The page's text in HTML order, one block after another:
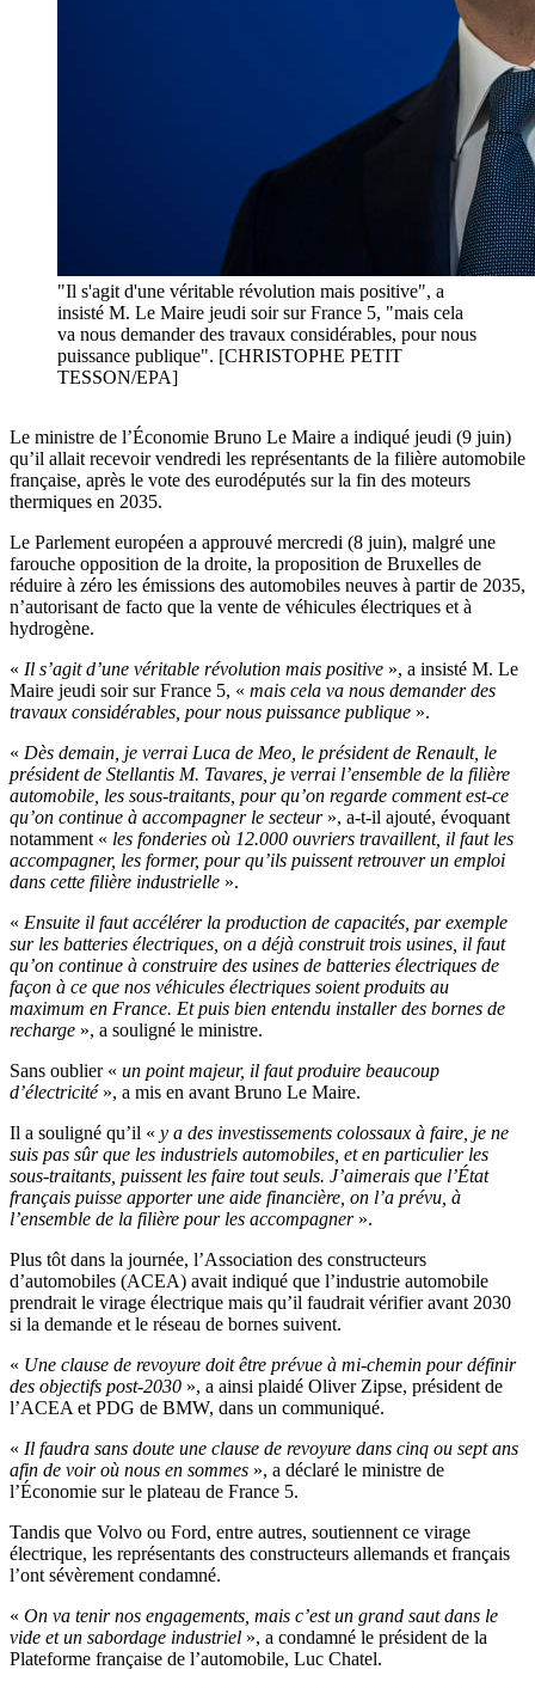
"Il s'agit d'une véritable révolution mais positive", a
insisté M. Le Maire jeudi soir sur France 5, "mais cela
va nous demander des travaux considérables, pour nous
puissance publique". [CHRISTOPHE PETIT
TESSON/EPA]
Le ministre de l’Économie Bruno Le Maire a indiqué jeudi (9 juin)
qu’il allait recevoir vendredi les représentants de la filière automobile
française, après le vote des eurodéputés sur la fin des moteurs
thermiques en 2035.
Le Parlement européen a approuvé mercredi (8 juin), malgré une
farouche opposition de la droite, la proposition de Bruxelles de
réduire à zéro les émissions des automobiles neuves à partir de 2035,
n’autorisant de facto que la vente de véhicules électriques et à
hydrogène.
« Il s’agit d’une véritable révolution mais positive », a insisté M. Le
Maire jeudi soir sur France 5, « mais cela va nous demander des
travaux considérables, pour nous puissance publique ».
« Dès demain, je verrai Luca de Meo, le président de Renault, le
président de Stellantis M. Tavares, je verrai l’ensemble de la filière
automobile, les sous-traitants, pour qu’on regarde comment est-ce
qu’on continue à accompagner le secteur », a-t-il ajouté, évoquant
notamment « les fonderies où 12.000 ouvriers travaillent, il faut les
accompagner, les former, pour qu’ils puissent retrouver un emploi
dans cette filière industrielle ».
« Ensuite il faut accélérer la production de capacités, par exemple
sur les batteries électriques, on a déjà construit trois usines, il faut
qu’on continue à construire des usines de batteries électriques de
façon à ce que nos véhicules électriques soient produits au
maximum en France. Et puis bien entendu installer des bornes de
recharge », a souligné le ministre.
Sans oublier « un point majeur, il faut produire beaucoup
d’électricité », a mis en avant Bruno Le Maire.
Il a souligné qu’il « y a des investissements colossaux à faire, je ne
suis pas sûr que les industriels automobiles, et en particulier les
sous-traitants, puissent les faire tout seuls. J’aimerais que l’État
français puisse apporter une aide financière, on l’a prévu, à
l’ensemble de la filière pour les accompagner ».
Plus tôt dans la journée, l’Association des constructeurs
d’automobiles (ACEA) avait indiqué que l’industrie automobile
prendrait le virage électrique mais qu’il faudrait vérifier avant 2030
si la demande et le réseau de bornes suivent.
« Une clause de revoyure doit être prévue à mi-chemin pour définir
des objectifs post-2030 », a ainsi plaidé Oliver Zipse, président de
l’ACEA et PDG de BMW, dans un communiqué.
« Il faudra sans doute une clause de revoyure dans cinq ou sept ans
afin de voir où nous en sommes », a déclaré le ministre de
l’Économie sur le plateau de France 5.
Tandis que Volvo ou Ford, entre autres, soutiennent ce virage
électrique, les représentants des constructeurs allemands et français
l’ont sévèrement condamné.
« On va tenir nos engagements, mais c’est un grand saut dans le
vide et un sabordage industriel », a condamné le président de la
Plateforme française de l’automobile, Luc Chatel.